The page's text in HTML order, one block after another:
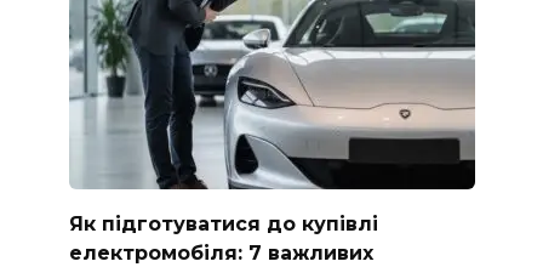
Як підготуватися до купівлі
електромобіля: 7 важливих